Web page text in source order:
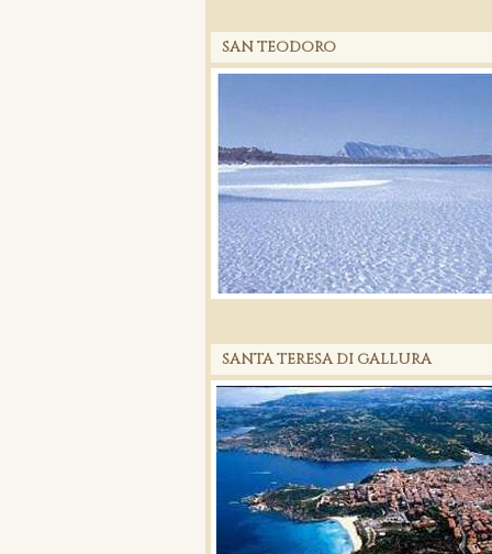
SAN TEODORO
SANTA TERESA DI GALLURA